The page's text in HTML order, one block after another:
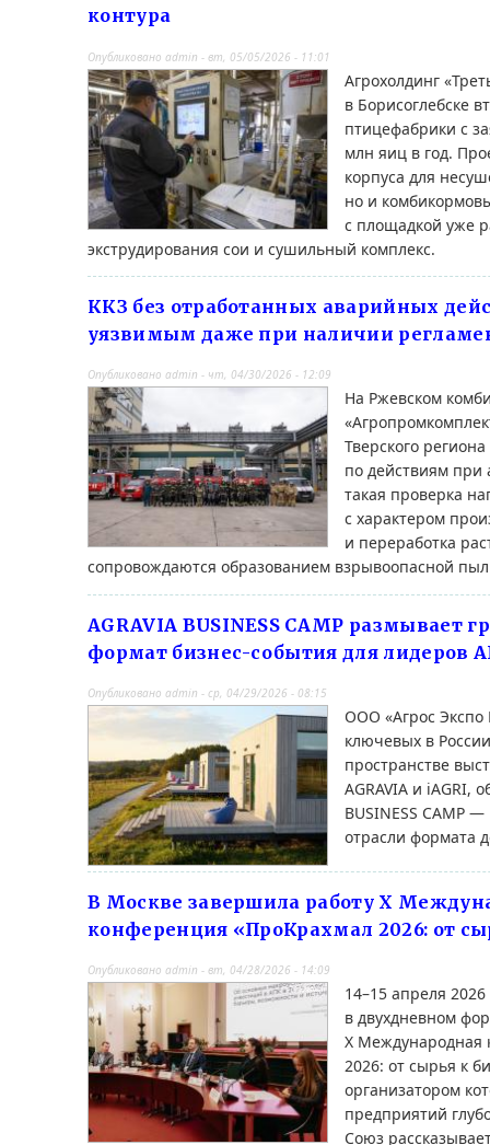
контура
Опубликовано admin - вт, 05/05/2026 - 11:01
Агрохолдинг
в Борисоглебске
птицефабрики с
млн яиц в год.
корпуса для
но и
с площадкой уже
экструдирования сои и сушильный комплекс.
ККЗ без отработанных аварийных
уязвимым даже при наличии
Опубликовано admin - чт, 04/30/2026 - 12:09
На Ржевском
Тверского
по действиям
такая проверка
с характером
и переработка
сопровождаются образованием взрывоопасной
AGRAVIA BUSINESS CAMP размывает
формат бизнес-события для лидеров
Опубликовано admin - ср, 04/29/2026 - 08:15
ООО «Агрос Экспо
ключевых в
пространстве
AGRAVIA и iAGRI,
BUSINESS CAMP
отрасли формата
В Москве завершила работу Х
конференция «ПроКрахмал 2026: от
Опубликовано admin - вт, 04/28/2026 - 14:09
14–15 апреля
в двухдневном
Х Международная
2026: от сырья к
организатором
предприятий
Союз